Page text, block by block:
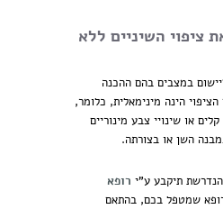
ציפוי השיניים ללא
במצבים בהם ההכנה
הינה מינימאלית, כלומר,
או שינויי צבע מינוריים
השן או בצורתה.
תיקבע ע"י רופא
שמטפל בכם, בהתאם